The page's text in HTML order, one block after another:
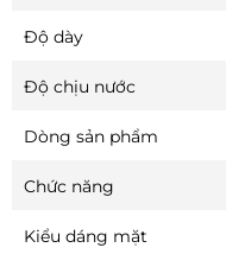
Độ dày
Độ chịu nước
Dòng sản phẩm
Chức năng
Kiểu dáng mặt